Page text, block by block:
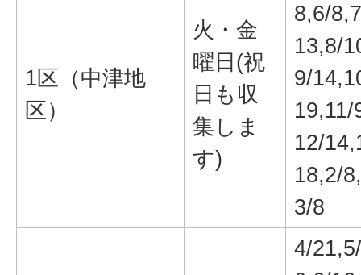
1区（中津地
区）
火・金
曜日(祝
日も収
集しま
す)
8,6/
13,8/
9/
19,11/
12/
18,2/8,
3/8
4/